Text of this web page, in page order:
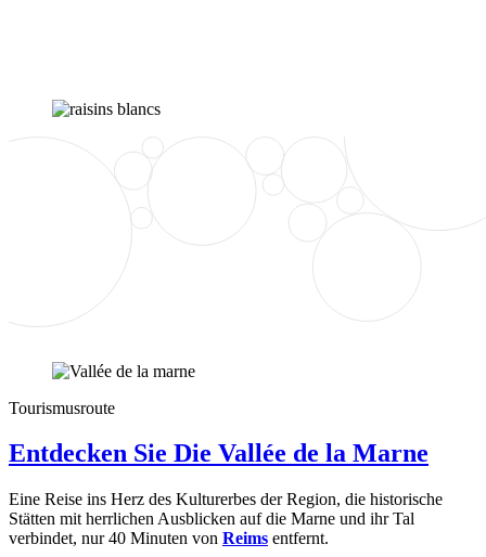
Tourismusroute
Entdecken Sie Die Vallée de la Marne
Eine Reise ins Herz des Kulturerbes der Region, die historische
Stätten mit herrlichen Ausblicken auf die Marne und ihr Tal
verbindet, nur 40 Minuten von Reims entfernt.